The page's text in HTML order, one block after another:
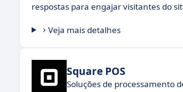
respostas para engajar visitantes do
Veja mais detalhes
Square POS
Soluções de processamento